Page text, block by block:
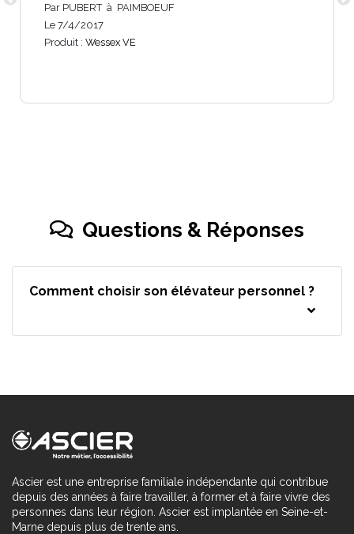
Par PUBERT à PAIMBOEUF
Le 7/4/2017
Produit : Wessex VE
Questions & Réponses
Comment choisir son élévateur personnel ?
Ascier est une entreprise familiale indépendante qui contribue
depuis des années à faire travailler, à former et à faire vivre des
personnes dans leur région. Ascier est implantée en Seine-et-
Marne depuis plus de trente ans.